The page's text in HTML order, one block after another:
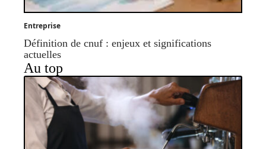
Entreprise
Définition de cnuf : enjeux et significations
actuelles
Au top